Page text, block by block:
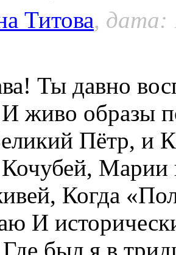
Титова, дата:
Ты давно
И живо образы
Пётр, и
Когда
И
был я в